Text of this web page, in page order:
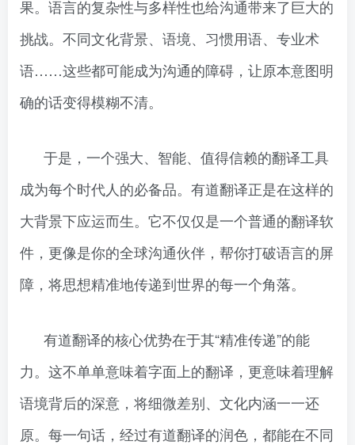
果。语言的复杂性与多样性也给沟通带来了巨大的
挑战。不同文化背景、语境、习惯用语、专业术
语……这些都可能成为沟通的障碍，让原本意图明
确的话变得模糊不清。
于是，一个强大、智能、值得信赖的翻译工具
成为每个时代人的必备品。有道翻译正是在这样的
大背景下应运而生。它不仅仅是一个普通的翻译软
件，更像是你的全球沟通伙伴，帮你打破语言的屏
障，将思想精准地传递到世界的每一个角落。
有道翻译的核心优势在于其“精准传递”的能
力。这不单单意味着字面上的翻译，更意味着理解
语境背后的深意，将细微差别、文化内涵一一还
原。每一句话，经过有道翻译的润色，都能在不同